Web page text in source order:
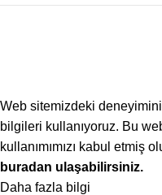
Web sitemizdeki
bilgileri kullanıyoruz. Bu
kullanımımızı kabul etmiş
buradan ulaşabilirsiniz.
Daha fazla bilgi